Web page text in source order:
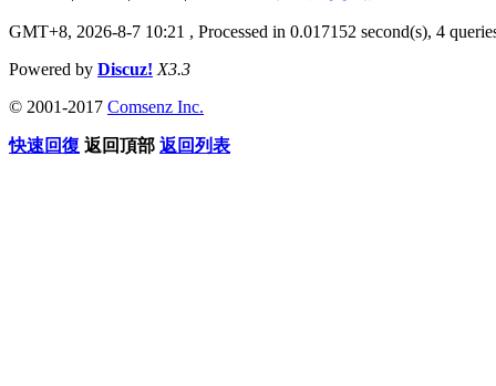
GMT+8, 2026-8-7 10:21 , Processed in 0.017152 second(s), 4
Powered by Discuz! X3.3
© 2001-2017 Comsenz Inc.
快速回復 返回頂部 返回列表